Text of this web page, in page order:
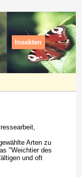
Insekten
Arten zu
"Weichtier des
und oft